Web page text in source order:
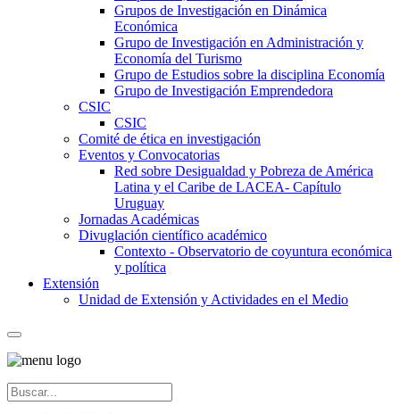
Grupos de Investigación en Dinámica
Económica
Grupo de Investigación en Administración y
Economía del Turismo
Grupo de Estudios sobre la disciplina Economía
Grupo de Investigación Emprendedora
CSIC
CSIC
Comité de ética en investigación
Eventos y Convocatorias
Red sobre Desigualdad y Pobreza de América
Latina y el Caribe de LACEA- Capítulo
Uruguay
Jornadas Académicas
Divuglación científico académico
Contexto - Observatorio de coyuntura económica
y política
Extensión
Unidad de Extensión y Actividades en el Medio